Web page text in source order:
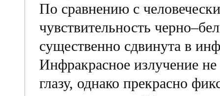
По сравнению с
чувствительность
существенно сдвинута в
Инфракрасное излучение
глазу, однако прекрасно